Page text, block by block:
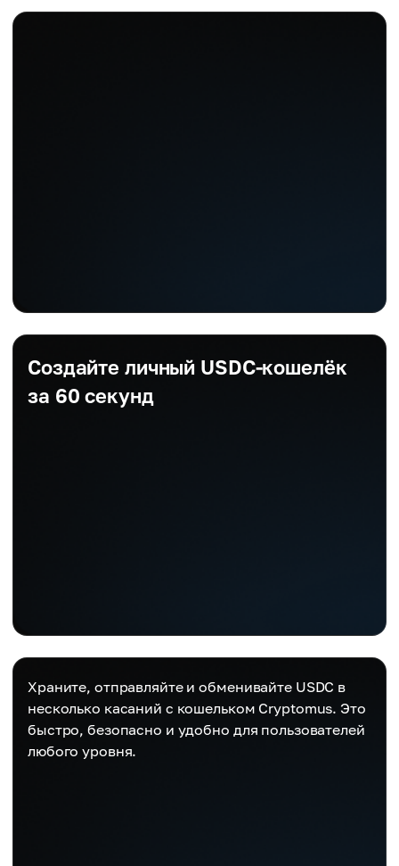
Создайте личный USDC-кошелёк
за 60 секунд
Храните, отправляйте и обменивайте USDC в
несколько касаний с кошельком Cryptomus. Это
быстро, безопасно и удобно для пользователей
любого уровня.